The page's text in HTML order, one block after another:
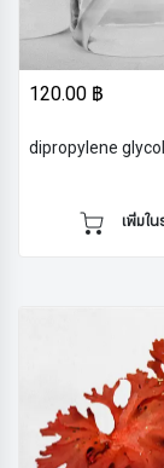
120.00 ฿
dipropylene
เพิ่มใ